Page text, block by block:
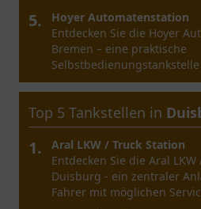
5.
Hoyer Automatenstation
Entdecken Sie die Hoyer
Bremen – eine praktische
Kraftstoffbedürfnisse.
Top 5 Tankstellen in
1.
Aral LKW / Truck Station
Entdecken Sie die Aral
Duisburg - ein zentraler
Fahrer mit möglichen